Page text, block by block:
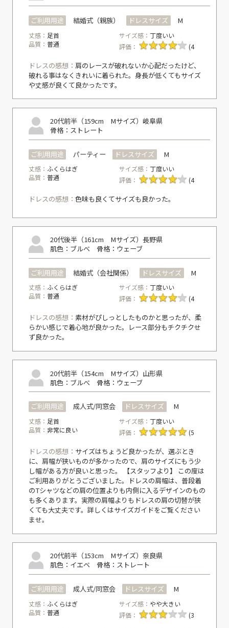
ご利用用途 結婚式（親族） ドレスサイズ M
丈感： 足首 サイズ感：丁度いい
品質： 普通 評価： (4
ドレスの感想： 肩のレースが破れないか心配だったけど、
破れる事はなくきれいに着られた。身長が低くてもサイズ
や丈感が良くて良かったです。
20代前半（159cm Mサイズ） 岐阜県
骨格：ストレート
ご利用用途 パーティー ドレスサイズ M
丈感： ふくらはぎ サイズ感：丁度いい
品質： 普通 評価： (4
ドレスの感想： 色味も良くてサイズも良かった。
20代後半（161cm Mサイズ） 長野県
肌色：ブルべ 骨格：ウェーブ
ご利用用途 結婚式（会社関係） ドレスサイズ M
丈感： ふくらはぎ サイズ感：丁度いい
品質： 普通 評価： (4
ドレスの感想： 素材がぴしっとしたものかと思ったが、柔
らかい感じで着心地が良かった。レース部分もチクチクせ
ず良かった。
20代前半（154cm Mサイズ） 山形県
肌色：ブルべ 骨格：ウェーブ
ご利用用途 成人式/同窓会 ドレスサイズ M
丈感： 足首 サイズ感：丁度いい
品質： 非常に良い 評価： (5
ドレスの感想： サイズはちょうど良かったが、選ぶとき
に、肩幅が狭いものが多かったので、肩のサイズにもう少
し幅がある方が良いと思った。 【スタッフより】 この度は
ご利用ありがとうございました。ドレスの肩幅は、普段着
のTシャツなどの肩の位置よりも内側に入るデザインのもの
も多くあります。実際の肩幅よりもドレスの肩の切替が狭
くても大丈夫です。詳しくはサイズガイドをご覧ください
ませ。
20代前半（153cm Mサイズ） 奈良県
肌色：イエベ 骨格：ストレート
ご利用用途 成人式/同窓会 ドレスサイズ M
丈感： ふくらはぎ サイズ感： やや大きい
品質： 普通 評価： (3